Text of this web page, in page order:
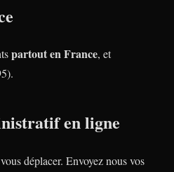
partout en France, et
en ligne
déplacer. Envoyez nous vos